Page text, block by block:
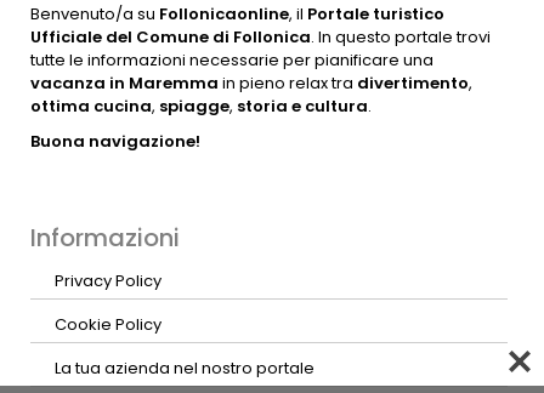
Benvenuto/a su Follonicaonline, il Portale turistico
Ufficiale del Comune di Follonica. In questo portale trovi
tutte le informazioni necessarie per pianificare una
vacanza in Maremma in pieno relax tra divertimento,
ottima cucina, spiagge, storia e cultura.
Buona navigazione!
Informazioni
Privacy Policy
Cookie Policy
La tua azienda nel nostro portale